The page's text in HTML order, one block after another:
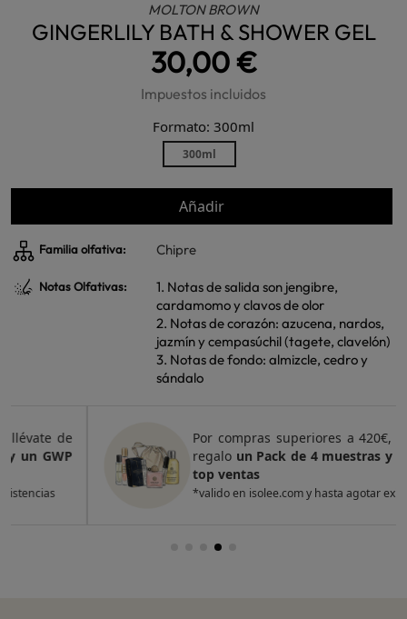
MOLTON BROWN
GINGERLILY BATH & SHOWER GEL
30,00 €
Impuestos incluidos
Formato: 300ml
300ml
Añadir
Familia olfativa: Chipre
Notas Olfativas:
1. Notas de salida son jengibre,
cardamomo y clavos de olor
2. Notas de corazón: azucena, nardos,
jazmín y cempasúchil (tagete, clavelón)
3. Notas de fondo: almizcle, cedro y
sándalo
Por compras superiores a 420€, llévate de
regaloun Pack de 4 muestras y 2 GWP de
top ventas
*valido en isolee.com y hasta agotar existencias